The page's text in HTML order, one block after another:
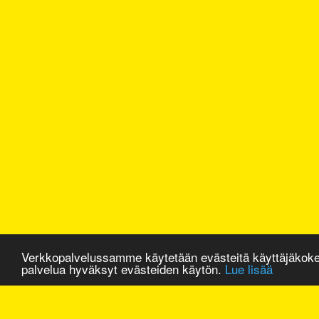
Verkkopalvelussamme käytetään evästeitä
palvelua hyväksyt evästeiden käytön. Lue lisää